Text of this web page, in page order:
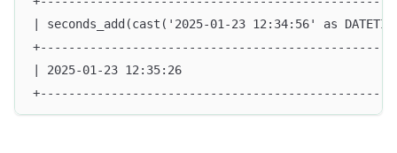
| seconds_add(cast('2025-01-23 12:34:56' as
| 2025-01-23 12:35:26